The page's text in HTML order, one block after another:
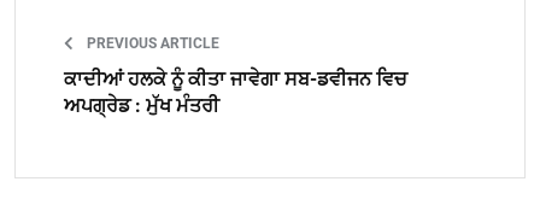
PREVIOUS ARTICLE
ਕਾਦੀਆਂ ਹਲਕੇ ਨੂੰ ਕੀਤਾ ਜਾਵੇਗਾ ਸਬ-ਡਵੀਜਨ ਵਿਚ
ਅਪਗ੍ਰੇਡ : ਮੁੱਖ ਮੰਤਰੀ